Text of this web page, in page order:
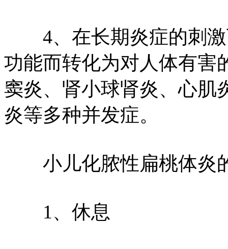
4、在长期炎症的刺激
功能而转化为对人体有害
窦炎、肾小球肾炎、心肌
炎等多种并发症。
小儿化脓性扁桃体炎
1、休息